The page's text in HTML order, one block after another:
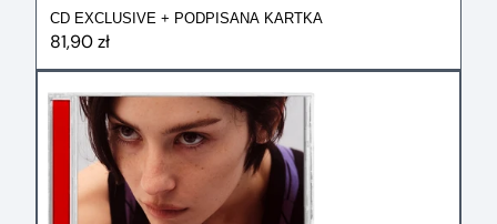
CD EXCLUSIVE + PODPISANA KARTKA
81,90 zł